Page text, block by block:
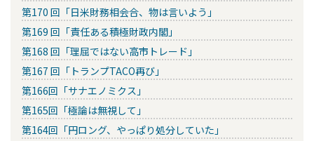
第170 回「日米財務相会合、物は言いよう」
第169 回「責任ある積極財政内閣」
第168 回「理屈ではない高市トレード」
第167 回「トランプTACO再び」
第166回「サナエノミクス」
第165回「極論は無視して」
第164回「円ロング、やっぱり処分していた」